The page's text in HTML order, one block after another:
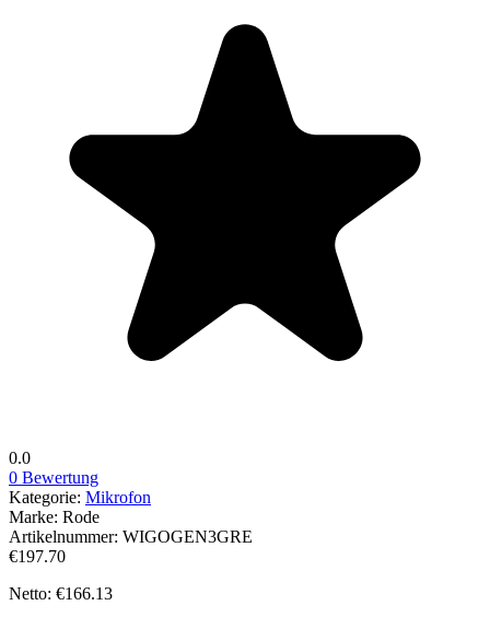
0.0
0 Bewertung
Kategorie: Mikrofon
Marke: Rode
Artikelnummer: WIGOGEN3GRE
€197.70
Netto: €166.13